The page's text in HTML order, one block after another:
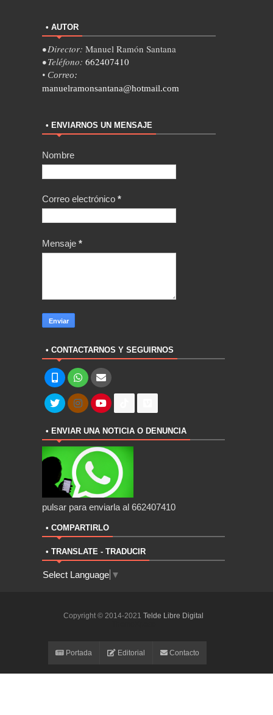
• AUTOR
• Director: Manuel Ramón Santana
• Teléfono: 662407410
• Correo:
manuelramonsantana@hotmail.com
• ENVIARNOS UN MENSAJE
Nombre
Correo electrónico *
Mensaje *
• CONTACTARNOS Y SEGUIRNOS
• ENVIAR UNA NOTICIA O DENUNCIA
pulsar para enviarla al 662407410
• COMPARTIRLO
• TRANSLATE - TRADUCIR
Select Language ▼
Copyright © 2014-2021 Telde Libre Digital
Portada Editorial Contacto